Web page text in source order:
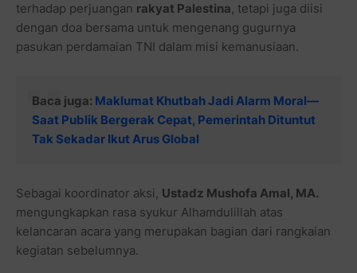
terhadap perjuangan rakyat Palestina, tetapi juga diisi
dengan doa bersama untuk mengenang gugurnya
pasukan perdamaian TNI dalam misi kemanusiaan.
Baca juga: Maklumat Khutbah Jadi Alarm Moral—
Saat Publik Bergerak Cepat, Pemerintah Dituntut
Tak Sekadar Ikut Arus Global
Sebagai koordinator aksi, Ustadz Mushofa Amal, MA.
mengungkapkan rasa syukur Alhamdulillah atas
kelancaran acara yang merupakan bagian dari rangkaian
kegiatan sebelumnya.